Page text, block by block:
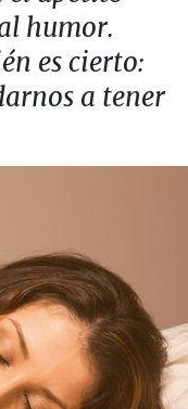
humor.
es cierto:
a tener